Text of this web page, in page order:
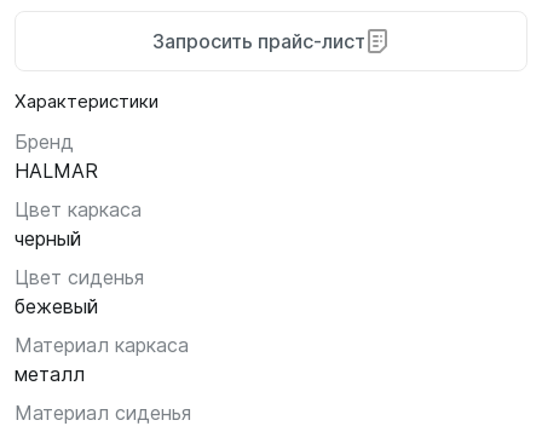
Характеристики
Бренд
HALMAR
Цвет каркаса
черный
Цвет сиденья
бежевый
Материал каркаса
металл
Материал сиденья
Запросить прайс-лист